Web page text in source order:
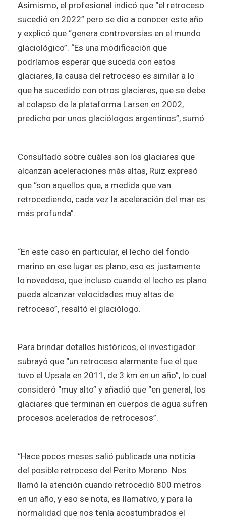
Asimismo, el profesional indicó que “el retroceso
sucedió en 2022” pero se dio a conocer este año
y explicó que “genera controversias en el mundo
glaciológico”. “Es una modificación que
podríamos esperar que suceda con estos
glaciares, la causa del retroceso es similar a lo
que ha sucedido con otros glaciares, que se debe
al colapso de la plataforma Larsen en 2002,
predicho por unos glaciólogos argentinos”, sumó.
Consultado sobre cuáles son los glaciares que
alcanzan aceleraciones más altas, Ruiz expresó
que “son aquellos que, a medida que van
retrocediendo, cada vez la aceleración del mar es
más profunda”.
“En este caso en particular, el lecho del fondo
marino en ese lugar es plano, eso es justamente
lo novedoso, que incluso cuando el lecho es plano
pueda alcanzar velocidades muy altas de
retroceso”, resaltó el glaciólogo.
Para brindar detalles históricos, el investigador
subrayó que “un retroceso alarmante fue el que
tuvo el Upsala en 2011, de 3 km en un año”, lo cual
consideró “muy alto” y añadió que “en general, los
glaciares que terminan en cuerpos de agua sufren
procesos acelerados de retrocesos”.
“Hace pocos meses salió publicada una noticia
del posible retroceso del Perito Moreno. Nos
llamó la atención cuando retrocedió 800 metros
en un año, y eso se nota, es llamativo, y para la
normalidad que nos tenía acostumbrados el